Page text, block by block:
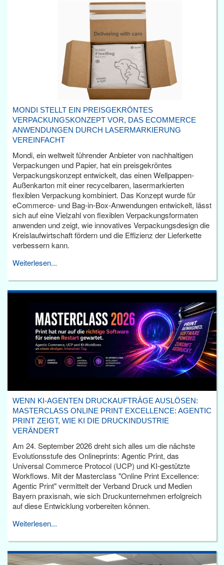
MONDI STELLT EIN PREISGEKRÖNTES
VERPACKUNGSKONZEPT VOR, DAS ECOMMERCE
ANWENDUNGEN DURCH LASERMARKIERUNG
VEREINFACHT
Mondi, ein weltweit führender Anbieter von nachhaltigen
Verpackungen und Papier, hat ein preisgekröntes
Verpackungskonzept entwickelt, das einen Wellpappen-
Außenkarton mit einer recycelbaren, lasermarkierten
flexiblen Verpackung kombiniert. Das Konzept wurde für
eCommerce- und Bag-in-Box-Anwendungen entwickelt, lässt
sich auf eine Vielzahl von flexiblen Verpackungsformaten
anwenden und zeigt, wie innovatives Verpackungsdesign die
Kreislaufwirtschaft fördern und die Effizienz der Lieferkette
verbessern kann.
Weiterlesen...
WENN KI-AGENTEN DRUCKAUFTRÄGE AUSLÖSEN:
MASTERCLASS ONLINE PRINT EXCELLENCE: AGENTIC
PRINT ZEIGT, WIE KI DIE DRUCKINDUSTRIE
VERÄNDERT
Am 24. September 2026 dreht sich alles um die nächste
Evolutionsstufe des Onlineprints: Agentic Print, das
Universal Commerce Protocol (UCP) und KI-gestützte
Workflows. Mit der Masterclass "Online Print Excellence:
Agentic Print" vermittelt der Verband Druck und Medien
Bayern praxisnah, wie sich Druckunternehmen erfolgreich
auf diese Entwicklung vorbereiten können.
Weiterlesen...